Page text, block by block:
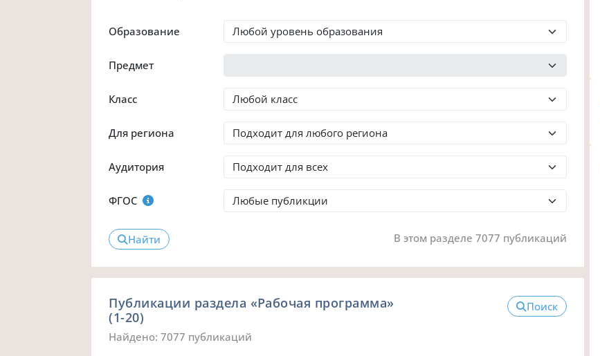
Образование
Предмет
Класс
Для региона
Аудитория
ФГОС
Найти В этом разделе 7077 публикаций
Публикации раздела «Рабочая программа»
(1-20)
Найдено: 7077 публикаций
Поиск